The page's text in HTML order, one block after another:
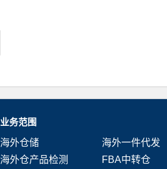
业务范围
海外仓储
海外一件代发
海外仓产品检测
FBA中转仓